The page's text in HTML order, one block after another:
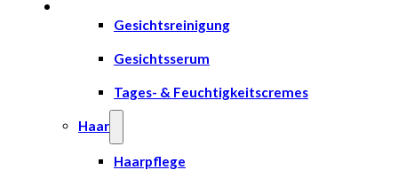
Gesichtsreinigung
Gesichtsserum
Tages- & Feuchtigkeitscremes
Haar
Haarpflege